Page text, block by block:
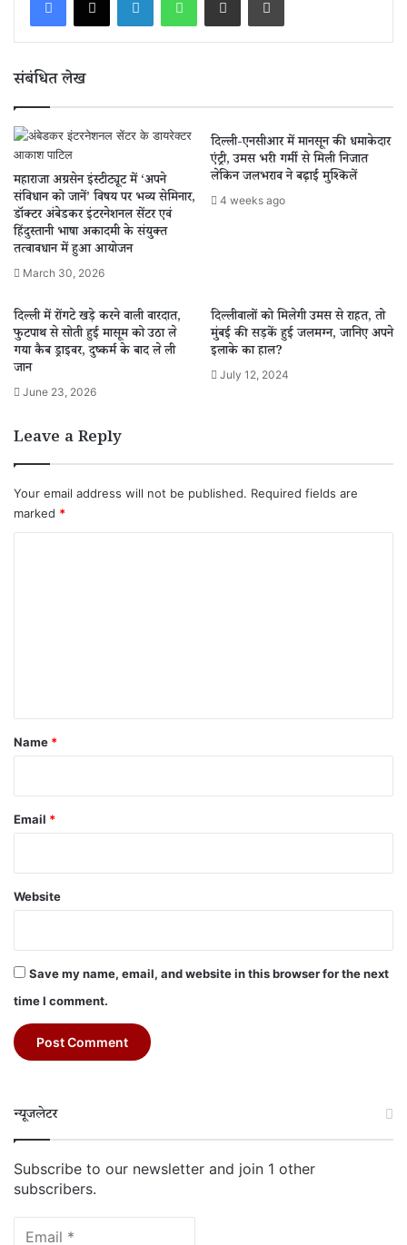
संबंधित लेख
महाराजा अग्रसेन इंस्टीट्यूट में ‘अपने
संविधान को जानें’ विषय पर भव्य सेमिनार,
डॉक्टर अंबेडकर इंटरनेशनल सेंटर एवं
हिंदुस्तानी भाषा अकादमी के संयुक्त
तत्वावधान में हुआ आयोजन
March 30, 2026
दिल्ली-एनसीआर में मानसून की धमाकेदार
एंट्री, उमस भरी गर्मी से मिली निजात
लेकिन जलभराव ने बढ़ाईं मुश्किलें
4 weeks ago
दिल्ली में रोंगटे खड़े करने वाली वारदात,
फुटपाथ से सोती हुई मासूम को उठा ले
गया कैब ड्राइवर, दुष्कर्म के बाद ले ली
जान
June 23, 2026
दिल्लीवालों को मिलेगी उमस से राहत, तो
मुंबई की सड़कें हुई जलमग्न, जानिए अपने
इलाके का हाल?
July 12, 2024
Leave a Reply
Your email address will not be published. Required fields are
marked *
*
Name *
Email *
Website
Save my name, email, and website in this browser for the next
time I comment.
न्यूजलेटर
Subscribe to our newsletter and join 1 other
subscribers.